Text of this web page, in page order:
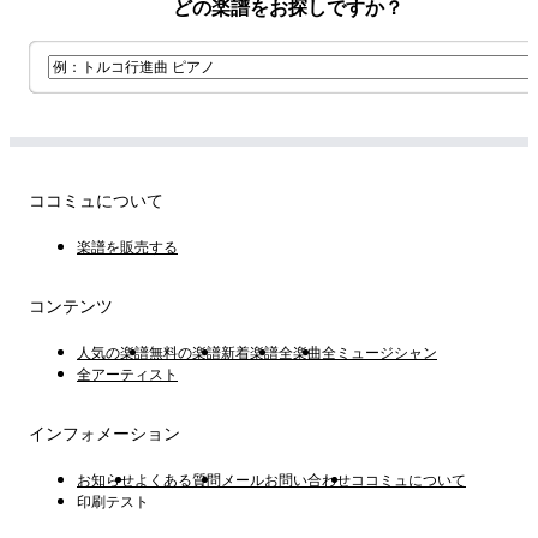
どの楽譜をお探しですか？
ココミュについて
楽譜を販売する
コンテンツ
人気の楽譜無料の楽譜新着楽譜全楽曲全ミュージシャン
全アーティスト
インフォメーション
お知らせよくある質問 メールお問い合わせココミュについて
印刷テスト